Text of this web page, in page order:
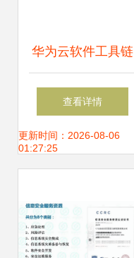
华为云软件工具链
筑牢数字政府研发
新基，赋能网络信
查看详情
更新时间：2026-08-06
01:27:25